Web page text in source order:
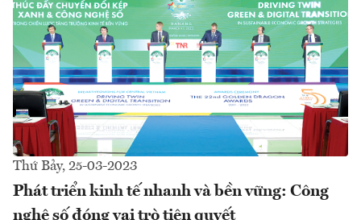
Thứ Bảy, 25-03-2023
Phát triển kinh tế nhanh và bền vững: Công
nghệ số đóng vai trò tiên quyết